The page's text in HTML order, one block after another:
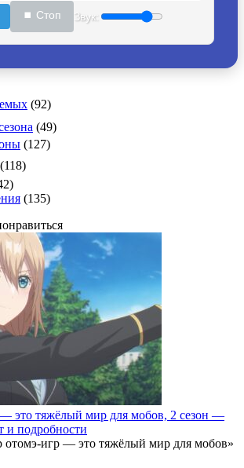
⏹ Стоп Звук:
(92)
(49)
(127)
(118)
(135)
это тяжёлый мир для мобов, 2 сезон —
и подробности
— это тяжёлый мир для мобов»